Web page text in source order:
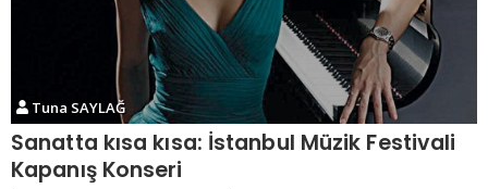
Tuna SAYLAĞ
Sanatta kısa kısa: İstanbul Müzik Festivali
Kapanış Konseri